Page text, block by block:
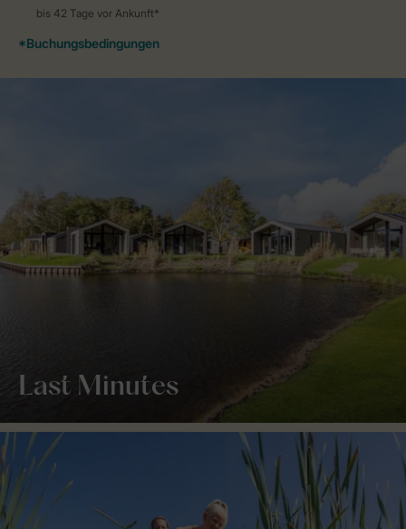
Last Minutes